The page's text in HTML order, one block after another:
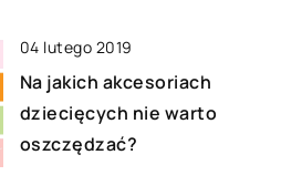
04 lutego 2019
Na jakich akcesoriach
dziecięcych nie warto
oszczędzać?